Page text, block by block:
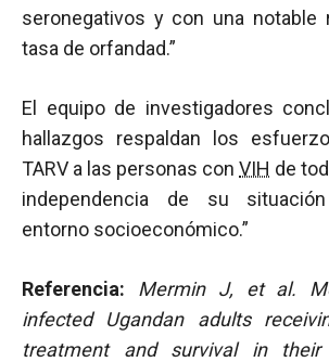
seronegativos y con una notable
tasa de orfandad.”
El equipo de investigadores
hallazgos respaldan los
TARV a las personas con VIH de
independencia de su
entorno socioeconómico.”
Referencia: Mermin J, et al.
infected Ugandan adults
treatment and survival in their